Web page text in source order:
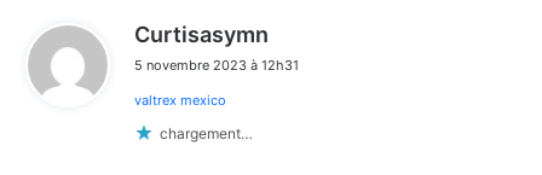
Curtisasymn
t
5 novembre 2023 à 12h31
valtrex mexico
chargement…